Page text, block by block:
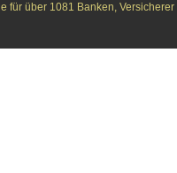
für über 1081 Banken,